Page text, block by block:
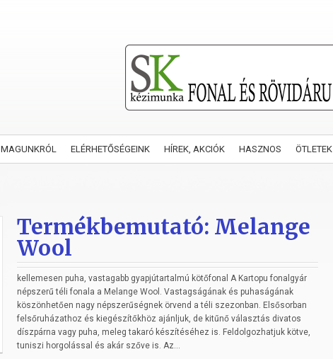
MAGUNKRÓL ELÉRHETŐSÉGEINK HÍREK, AKCIÓK HASZNOS ÖTLETEK
Termékbemutató: Melange
Wool
kellemesen puha, vastagabb gyapjútartalmú kötőfonal A Kartopu fonalgyár
népszerű téli fonala a Melange Wool. Vastagságának és puhaságának
köszönhetően nagy népszerűségnek örvend a téli szezonban. Elsősorban
felsőruházathoz és kiegészítőkhöz ajánljuk, de kitűnő választás divatos
díszpárna vagy puha, meleg takaró készítéséhez is. Feldolgozhatjuk kötve,
tuniszi horgolással és akár szőve is. Az...